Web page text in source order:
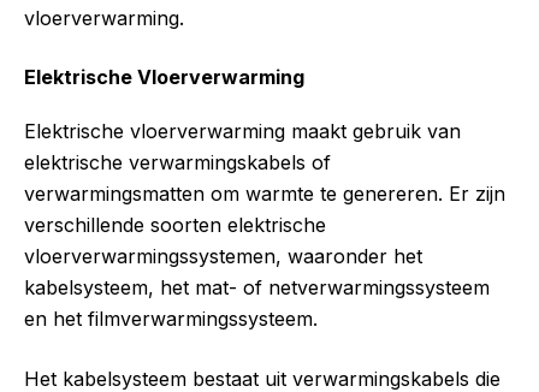
vloerverwarming.
Elektrische Vloerverwarming
Elektrische vloerverwarming maakt gebruik van
elektrische verwarmingskabels of
verwarmingsmatten om warmte te genereren. Er zijn
verschillende soorten elektrische
vloerverwarmingssystemen, waaronder het
kabelsysteem, het mat- of netverwarmingssysteem
en het filmverwarmingssysteem.
Het kabelsysteem bestaat uit verwarmingskabels die